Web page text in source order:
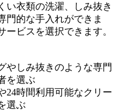
い衣類の洗濯、しみ抜き
門的な手入れができま
ビスを選択できます。
やしみ抜きのような専門
を選ぶ
24時間利用可能なクリー
選ぶ